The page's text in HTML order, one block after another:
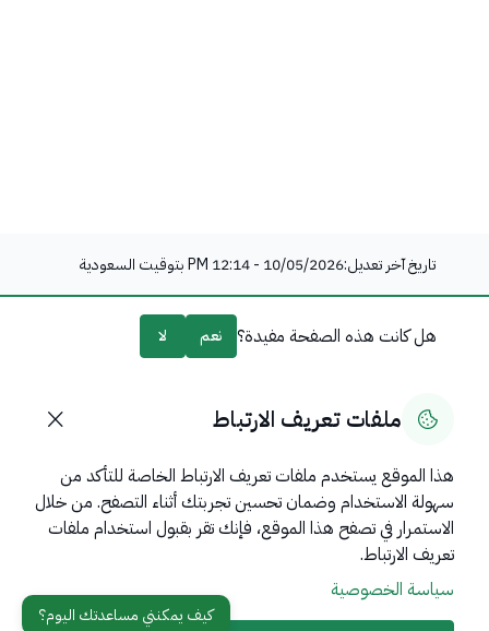
تاريخ آخر تعديل:10/05/2026 - 12:14 PM بتوقيت السعودية
هل كانت هذه الصفحة مفيدة؟ نعم لا
روابط مهمة
عن المملكة
عن الوزارة
ملفات تعريف الارتباط
هذا الموقع يستخدم ملفات تعريف الارتباط الخاصة للتأكد من
سهولة الاستخدام وضمان تحسين تجربتك أثناء التصفح. من خلال
الاستمرار في تصفح هذا الموقع، فإنك تقر بقبول استخدام ملفات
تعريف الارتباط.
سياسة الخصوصية